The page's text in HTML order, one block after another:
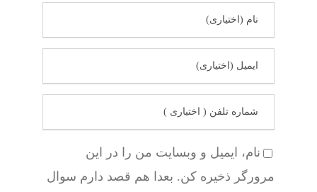
نام، ایمیل و وبسایت من را در این
مرورگر ذخیره کن. بعدا هم قصد دارم سوال